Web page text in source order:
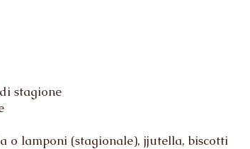
stagione
o lamponi (stagionale), jjutella, biscotti